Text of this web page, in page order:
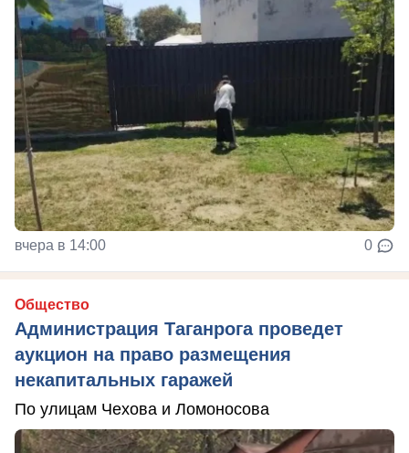
вчера в 14:00 0
Общество
Администрация Таганрога проведет
аукцион на право размещения
некапитальных гаражей
По улицам Чехова и Ломоносова